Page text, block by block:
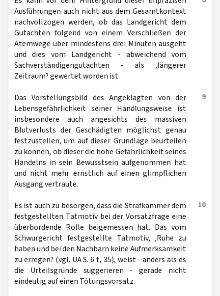
Ausführungen auch nicht aus dem Gesamtkontext
nachvollzogen werden, ob das Landgericht dem
Gutachten folgend von einem Verschließen der
Atemwege über mindestens drei Minuten ausgeht
und dies vom Landgericht - abweichend vom
Sachverständigengutachten - als ‚längerer
Zeitraum? gewertet worden ist.
9
Das Vorstellungsbild des Angeklagten von der
Lebensgefährlichkeit seiner Handlungsweise ist
insbesondere auch angesichts des massiven
Blutverlusts der Geschädigten möglichst genau
festzustellen, um auf dieser Grundlage beurteilen
zu können, ob dieser die hohe Gefährlichkeit seines
Handelns in sein Bewusstsein aufgenommen hat
und nicht mehr ernstlich auf einen glimpflichen
Ausgang vertraute.
10
Es ist auch zu besorgen, dass die Strafkammer dem
festgestellten Tatmotiv bei der Vorsatzfrage eine
überbordende Rolle beigemessen hat. Das vom
Schwurgericht festgestellte Tatmotiv, ‚Ruhe zu
haben und bei den Nachbarn keine Aufmerksamkeit
zu erregen? (vgl. UA S. 6 f., 35), weist - anders als es
die Urteilsgründe suggerieren - gerade nicht
eindeutig auf einen Tötungsvorsatz.